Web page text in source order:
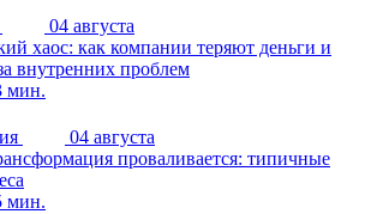
04 августа
хаос: как компании теряют деньги и
внутренних проблем
мин.
04 августа
проваливается: типичные
мин.